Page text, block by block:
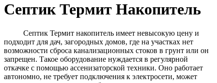
Септик Термит Накопитель
Септик Термит накопитель имеет невысокую цену и
подходит для дач, загородных домов, где на участках нет
возможности сброса канализационных стоков в грунт или он
запрещен. Такое оборудование нуждается в регулярной
откачке с помощью ассенизаторской техники. Оно работает
автономно, не требует подключения к электросети, может